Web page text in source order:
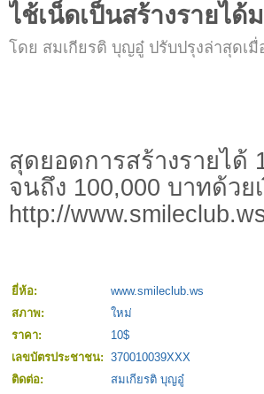
ไช้เน็ดเป็นสร้างรายได้
โดย สมเกียรติ บุญอู๋ ปรับปรุงล่าสุดเมื่
สุดยอดการสร้างรายได้
จนถึง 100,000 บาทด้วย
http://
ยี่ห้อ: www.smileclub.ws
สภาพ:
ใหม่
ราคา:
10$
เลขบัตรประชาชน: 370010039XXX
ติดต่อ:
สมเกียรติ บุญอู๋